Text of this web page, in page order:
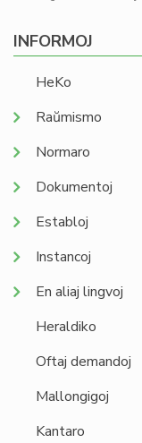
INFORMOJ
HeKo
Raŭmismo
Normaro
Dokumentoj
Establoj
Instancoj
En aliaj lingvoj
Heraldiko
Oftaj demandoj
Mallongigoj
Kantaro